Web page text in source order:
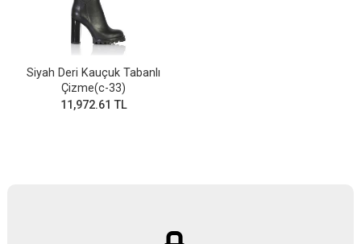
Siyah Deri Kauçuk Tabanlı
Çizme(c-33)
11,972.61 TL